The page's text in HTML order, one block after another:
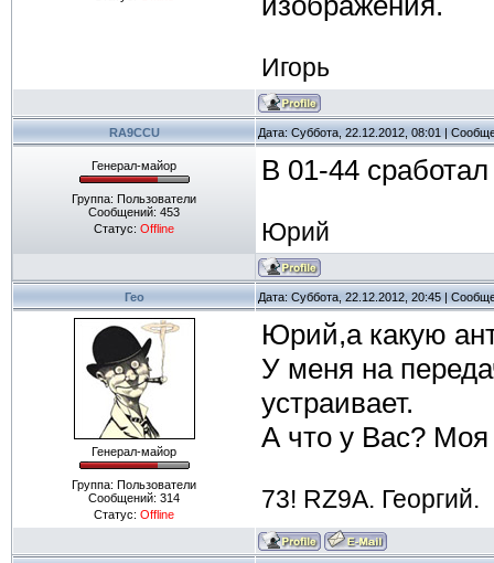
Игорь
RA9CCU Дата: Суббота, 22.12.2012, 08:01 |
Генерал-майор
Группа: Пользователи
Сообщений: 453
Статус: Offline
В 01-44
Юрий
Гео Дата: Суббота, 22.12.2012, 20:45 |
Генерал-майор
Группа: Пользователи
Сообщений: 314
Статус: Offline
Юрий,а какую
У меня на
устраивает.
А что у Вас?
73! RZ9A. Георгий.